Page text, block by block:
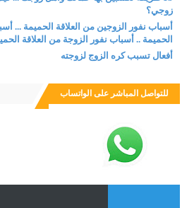
زوجي؟
أسباب نفور الزوجين من العلاقة الحميمة ...
الحميمة .. أسباب نفور الزوجة من العلاقة
أفعال تسبب كره الزوج لزوجته
للتواصل المباشر على الواتساب